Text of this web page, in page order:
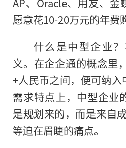
愿意花10-20万元的年费
什么是中型企业
义。在企企通的概念里
+人民币之间，便可纳
需求特点上，中型企业
是规划来的，而是来自
等迫在眉睫的痛点。